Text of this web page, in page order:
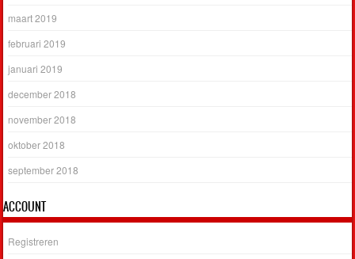
maart 2019
februari 2019
januari 2019
december 2018
november 2018
oktober 2018
september 2018
ACCOUNT
Registreren